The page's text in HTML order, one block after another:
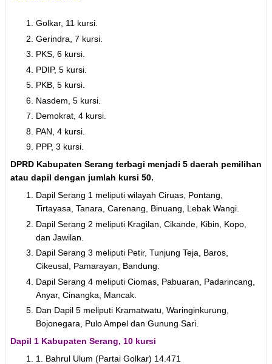
Golkar, 11 kursi.
Gerindra, 7 kursi.
PKS, 6 kursi.
PDIP, 5 kursi.
PKB, 5 kursi.
Nasdem, 5 kursi.
Demokrat, 4 kursi.
PAN, 4 kursi.
PPP, 3 kursi.
DPRD Kabupaten Serang terbagi menjadi 5 daerah pemilihan
atau dapil dengan jumlah kursi 50.
Dapil Serang 1 meliputi wilayah Ciruas, Pontang,
Tirtayasa, Tanara, Carenang, Binuang, Lebak Wangi.
Dapil Serang 2 meliputi Kragilan, Cikande, Kibin, Kopo,
dan Jawilan.
Dapil Serang 3 meliputi Petir, Tunjung Teja, Baros,
Cikeusal, Pamarayan, Bandung.
Dapil Serang 4 meliputi Ciomas, Pabuaran, Padarincang,
Anyar, Cinangka, Mancak.
Dan Dapil 5 meliputi Kramatwatu, Waringinkurung,
Bojonegara, Pulo Ampel dan Gunung Sari.
Dapil 1 Kabupaten Serang, 10 kursi
1. Bahrul Ulum (Partai Golkar) 14.471